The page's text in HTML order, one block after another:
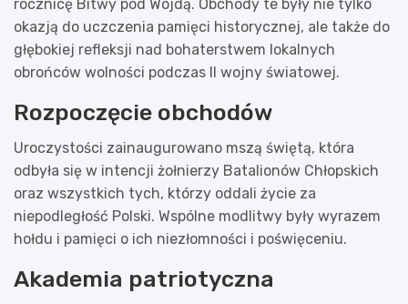
rocznicę Bitwy pod Wojdą. Obchody te były nie tylko
okazją do uczczenia pamięci historycznej, ale także do
głębokiej refleksji nad bohaterstwem lokalnych
obrońców wolności podczas II wojny światowej.
Rozpoczęcie obchodów
Uroczystości zainaugurowano mszą świętą, która
odbyła się w intencji żołnierzy Batalionów Chłopskich
oraz wszystkich tych, którzy oddali życie za
niepodległość Polski. Wspólne modlitwy były wyrazem
hołdu i pamięci o ich niezłomności i poświęceniu.
Akademia patriotyczna